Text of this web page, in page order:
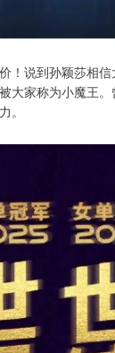
！说到孙颖莎相
大家称为小魔王
。